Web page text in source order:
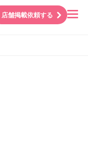
店舗掲載依頼する